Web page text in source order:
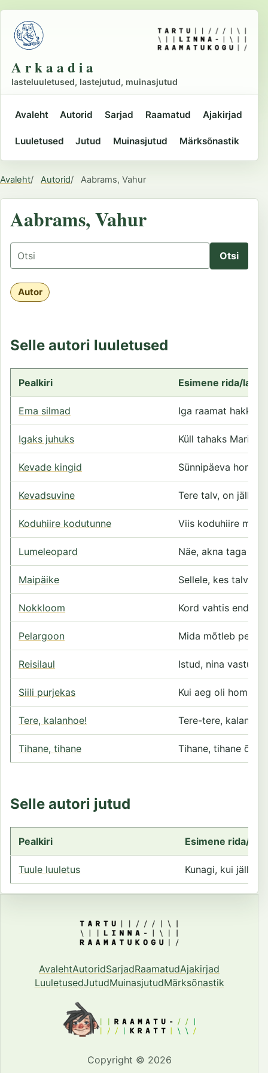
Liigu
põhisisu
juurde
A r k a a d i a
lasteluuletused, lastejutud, muinasjutud
Peamine
navigatsioon
Avaleht Autorid Sarjad Raamatud Ajakirjad
Luuletused Jutud Muinasjutud Märksõnastik
Asukoht
Avaleht Autorid Aabrams, Vahur
Aabrams, Vahur
Otsing
Autor
Selle autori luuletused
Pealkiri Esimene rida/lause
Ema silmad Iga raamat hakkab
Igaks juhuks Küll tahaks Mari
Kevade kingid Sünnipäeva
Kevadsuvine Tere talv, on jälle
Koduhiire kodutunne Viis koduhiire
Lumeleopard Näe, akna taga
Maipäike Sellele, kes talvel
Nokkloom Kord vahtis
Pelargoon Mida mõtleb
Reisilaul Istud, nina vastu
Siili purjekas Kui aeg oli
Tere, kalanhoe! Tere-tere,
Tihane, tihane Tihane, tihane
Selle autori jutud
Pealkiri Esimene rida/
Tuule luuletus Kunagi, kui jälle
AvalehtAutoridSarjadRaamatudAjakirjad
LuuletusedJutudMuinasjutudMärksõnastik
Copyright © 2026